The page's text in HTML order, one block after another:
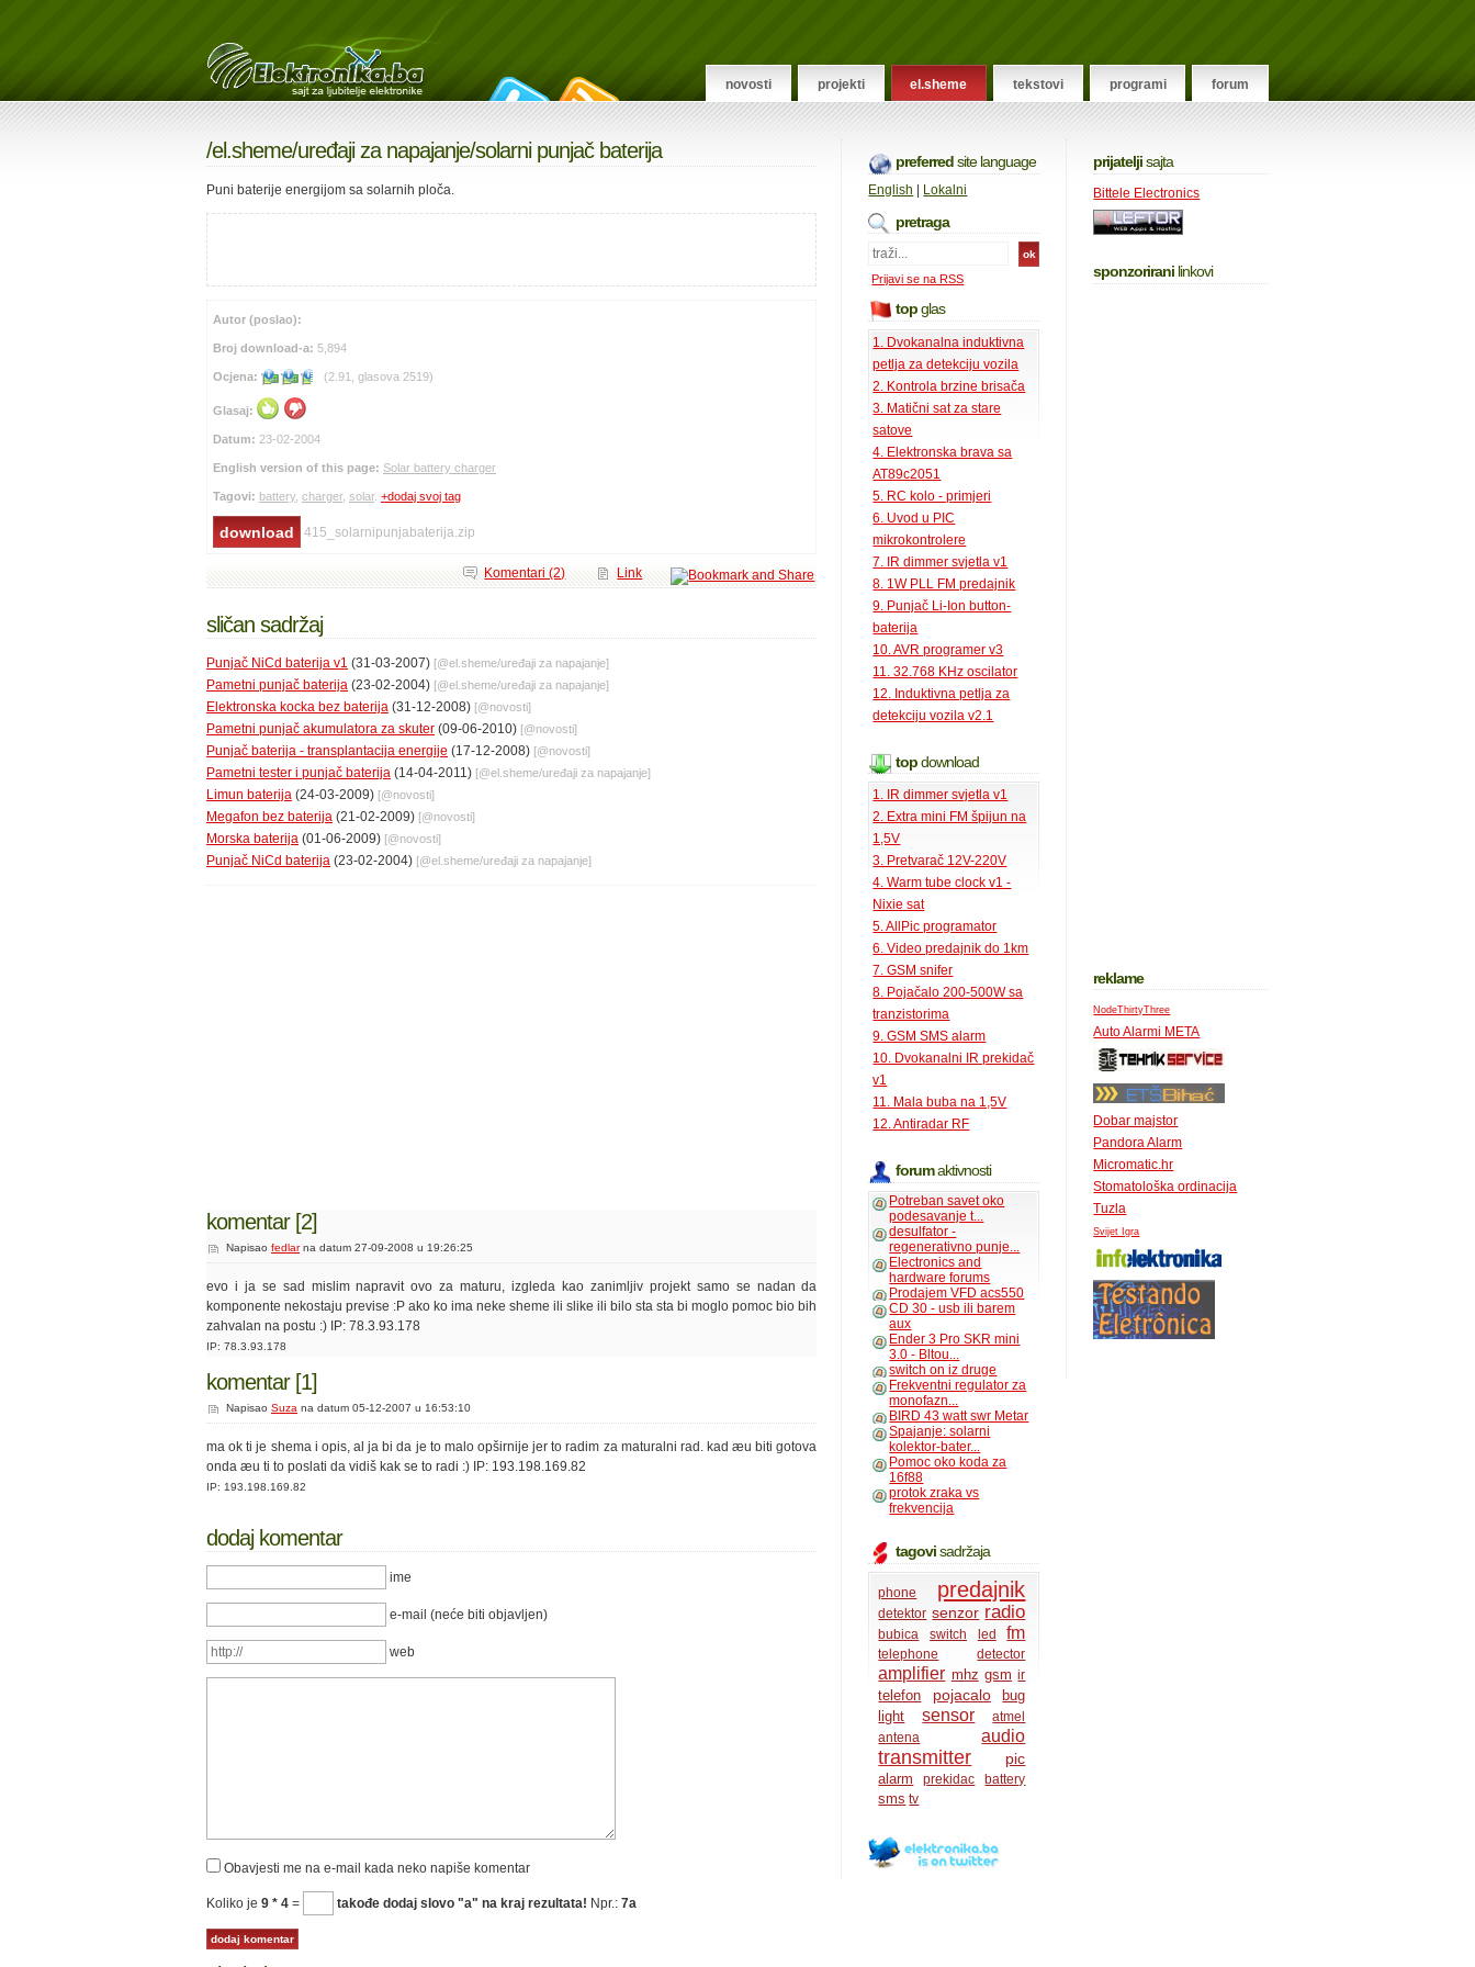
novosti projekti el.sheme tekstovi programi forum
/el.sheme/uređaji za napajanje/solarni punjač baterija
Puni baterije energijom sa solarnih ploča.
Autor (poslao):
Broj download-a: 5,894
Ocjena: (2.91, glasova 2519)
Glasaj:
Datum: 23-02-2004
English version of this page: Solar battery charger
Tagovi: battery charger, solar. +dodaj svoj tag
415_solarnipunjabaterija.zip
Link
Komentari (2)
sličan sadržaj
Punjač NiCd baterija v1 (31-03-2007) [@el.sheme/uređaji za napajanje]
Pametni punjač baterija (23-02-2004) [@el.sheme/uređaji za napajanje]
Elektronska kocka bez baterija (31-12-2008) [@novosti]
Pametni punjač akumulatora za skuter (09-06-2010) [@novosti]
Punjač baterija - transplantacija energije (17-12-2008) [@novosti]
Pametni tester i punjač baterija (14-04-2011) [@el.sheme/uređaji za napajanje]
Limun baterija (24-03-2009) [@novosti]
Megafon bez baterija (21-02-2009) [@novosti]
Morska baterija (01-06-2009) [@novosti]
Punjač NiCd baterija (23-02-2004) [@el.sheme/uređaji za napajanje]
komentar [2]
Napisao fedlarna datum 27-09-2008 u 19:26:25
evo i ja se sad mislim napravit ovo za maturu, izgleda kao zanimljiv projekt samo se nadan da
komponente nekostaju previse :P ako ko ima neke sheme ili slike ili bilo sta sta bi moglo pomoc bio bih
zahvalan na postu :) IP: 78.3.93.178
IP: 78.3.93.178
komentar [1]
Napisao Suza na datum 05-12-2007 u 16:53:10
ma ok ti je shema i opis, al ja bi da je to malo opširnije jer to radim za maturalni rad. kad æu biti gotova
onda æu ti to poslati da vidiš kak se to radi :) IP: 193.198.169.82
IP: 193.198.169.82
dodaj komentar
ime
e-mail (neće biti objavljen)
web
Obavjesti me na e-mail kada neko napiše komentar
Koliko je 9 * 4 = takođe dodaj slovo "a" na kraj rezultata! Npr.: 7a
preferredsite language
English Lokalni
pretraga
Prijavi se na RSS
topglas
1. Dvokanalna induktivna
petlja za detekciju vozila
2. Kontrola brzine brisača
3. Matični sat za stare
satove
4. Elektronska brava sa
AT89c2051
5. RC kolo - primjeri
6. Uvod u PIC
mikrokontrolere
7. IR dimmer svjetla v1
8. 1W PLL FM predajnik
9. Punjač Li-Ion button-
baterija
10. AVR programer v3
11. 32.768 KHz oscilator
12. Induktivna petlja za
detekciju vozila v2.1
topdownload
1. IR dimmer svjetla v1
2. Extra mini FM špijun na
1,5V
3. Pretvarač 12V-220V
4. Warm tube clock v1 -
Nixie sat
5. AllPic programator
6. Video predajnik do 1km
7. GSM snifer
8. Pojačalo 200-500W sa
tranzistorima
9. GSM SMS alarm
10. Dvokanalni IR prekidač
v1
11. Mala buba na 1,5V
12. Antiradar RF
forumaktivnosti
Potreban savet oko
podesavanje t...
desulfator -
regenerativno punje...
Electronics and
hardware forums
Prodajem VFD acs550
CD 30 - usb ili barem
aux
Ender 3 Pro SKR mini
3.0 - Bltou...
switch on iz druge
Frekventni regulator za
monofazn...
BIRD 43 watt swr Metar
Spajanje: solarni
kolektor-bater...
Pomoc oko koda za
16f88
protok zraka vs
frekvencija
tagovisadržaja
phone predajnik
detektor senzor radio
bubica switch led fm
telephone detector
amplifier mhz gsm ir
telefon pojacalo
bug
light
sensor
atmel
antena
audio
transmitter pic
alarm prekidac battery
sms tv
prijateljisajta
Bittele Electronics
sponzorirani linkovi
reklame
NodeThirtyThree
Auto Alarmi META
Dobar majstor
Pandora Alarm
Micromatic.hr
Stomatološka ordinacija
Tuzla
Svijet Igra